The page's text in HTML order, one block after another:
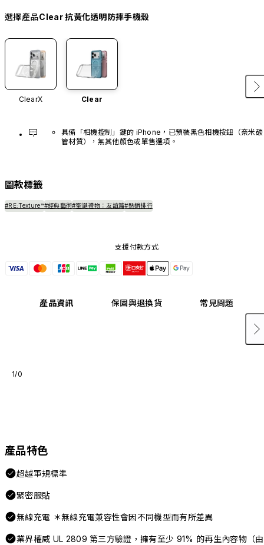
選擇產品Clear 抗黃化透明防摔手機殼
ClearX Clear
具備「相機控制」鍵的 iPhone，已預裝黑色相機按鈕（奈米碳
管材質），無其他顏色或單售選項。
圖款標籤
#RE:Texture™#經典藝術#聖誕禮物：友誼篇#熱銷排行
支援付款方式
產品資訊 保固與退換貨 常見問題
1/0
產品特色
超越軍規標準
緊密服貼
無線充電 ＊無線充電兼容性會因不同機型而有所差異
業界權威 UL 2809 第三方驗證，擁有至少 91% 的再生內容物（由